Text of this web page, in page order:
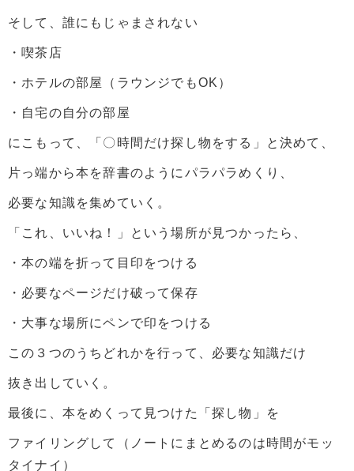
そして、誰にもじゃまされない
・喫茶店
・ホテルの部屋（ラウンジでもOK）
・自宅の自分の部屋
にこもって、「〇時間だけ探し物をする」と決めて、
片っ端から本を辞書のようにパラパラめくり、
必要な知識を集めていく。
「これ、いいね！」という場所が見つかったら、
・本の端を折って目印をつける
・必要なページだけ破って保存
・大事な場所にペンで印をつける
この３つのうちどれかを行って、必要な知識だけ
抜き出していく。
最後に、本をめくって見つけた「探し物」を
ファイリングして（ノートにまとめるのは時間がモッ
タイナイ）